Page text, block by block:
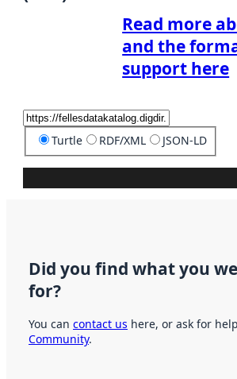
Read more
and the
support here
Turtle RDF/XML JSON-LD
Did you find what you
for?
You can contact us here, or ask for
Community.